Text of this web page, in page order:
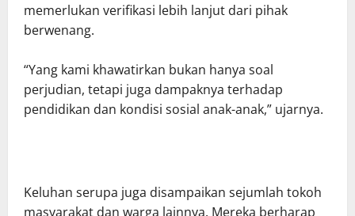
memerlukan verifikasi lebih lanjut dari pihak
berwenang.
“Yang kami khawatirkan bukan hanya soal
perjudian, tetapi juga dampaknya terhadap
pendidikan dan kondisi sosial anak-anak,” ujarnya.
Keluhan serupa juga disampaikan sejumlah tokoh
masyarakat dan warga lainnya. Mereka berharap